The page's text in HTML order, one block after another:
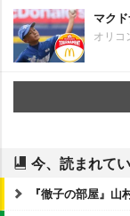
マク
オリコ
今、読まれて
『徹子の部屋』山